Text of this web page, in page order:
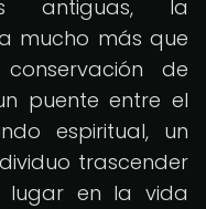
antiguas, la
mucho más que
de
puente entre el
espiritual, un
trascender
lugar en la vida